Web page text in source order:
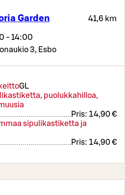
Garden 41,6 km
- 14:00
3, Esbo
GL
puolukkahilloa,
Pris: 14,90 €
sipulikastiketta ja
Pris: 14,90 €